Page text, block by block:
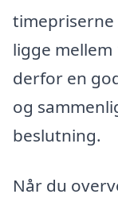
ligge mellem
derfor en
og
beslutning.
Når du